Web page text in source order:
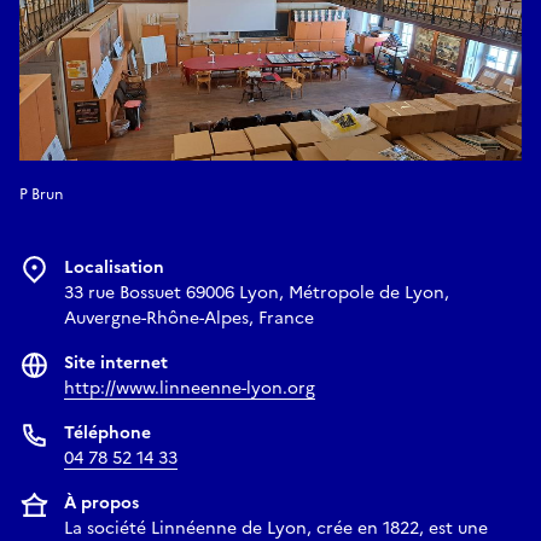
P Brun
Localisation
33 rue Bossuet 69006 Lyon, Métropole de Lyon,
Auvergne-Rhône-Alpes, France
Site internet
http://www.linneenne-lyon.org
Téléphone
04 78 52 14 33
À propos
La société Linnéenne de Lyon, crée en 1822, est une